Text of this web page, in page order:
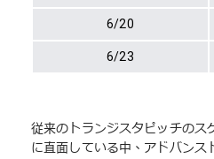
6/20
6/23
従来のトランジスタピッチのス
に直面している中、アドバンス